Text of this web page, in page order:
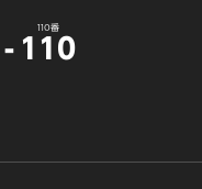
- 110
110番